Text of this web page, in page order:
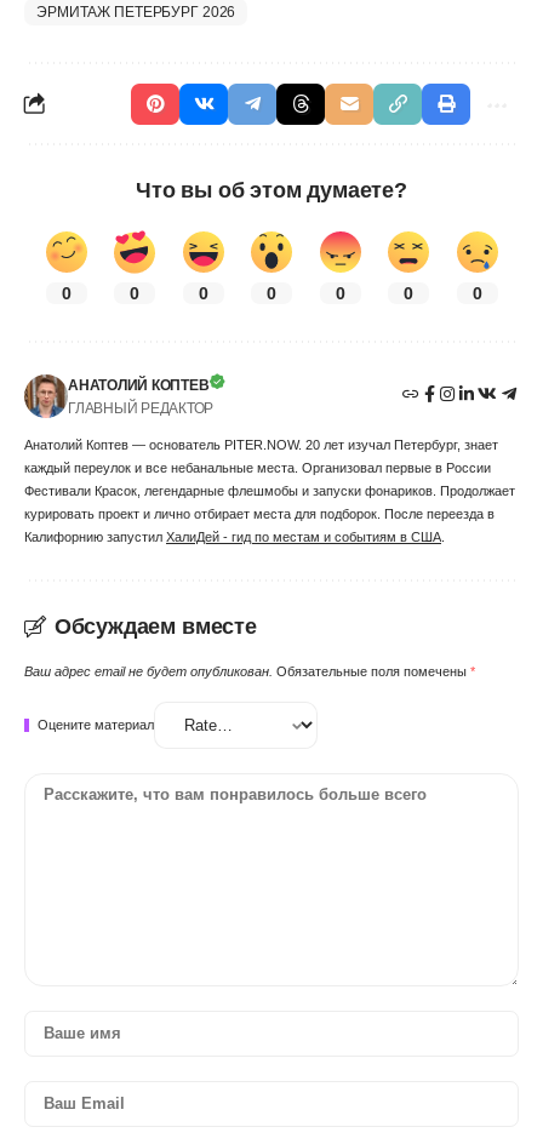
ЭРМИТАЖ ПЕТЕРБУРГ 2026
Что вы об этом думаете?
0 0 0 0 0 0 0
АНАТОЛИЙ КОПТЕВ
ГЛАВНЫЙ РЕДАКТОР
Анатолий Коптев — основатель PITER.NOW. 20 лет изучал Петербург, знает
каждый переулок и все небанальные места. Организовал первые в России
Фестивали Красок, легендарные флешмобы и запуски фонариков. Продолжает
курировать проект и лично отбирает места для подборок. После переезда в
Калифорнию запустил ХалиДей - гид по местам и событиям в США
Обсуждаем вместе
Ваш адрес email не будет опубликован. Обязательные поля помечены *
Оцените материал